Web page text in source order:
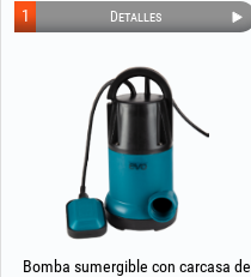
Detalles
1
Bomba sumergible con carcasa de